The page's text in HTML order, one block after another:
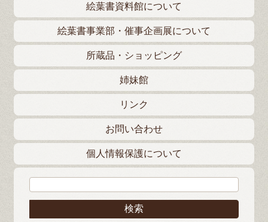
絵葉書資料館について
絵葉書事業部・催事企画展について
所蔵品・ショッピング
姉妹館
リンク
お問い合わせ
個人情報保護について